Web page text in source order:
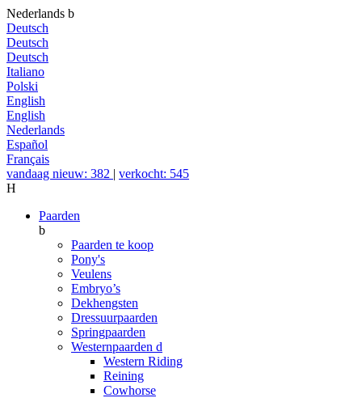
Nederlands b
Deutsch
Deutsch
Deutsch
Italiano
Polski
English
English
Nederlands
Español
Français
vandaag nieuw: 382 | verkocht: 545
H
Paarden
b
Paarden te koop
Pony's
Veulens
Embryo’s
Dekhengsten
Dressuurpaarden
Springpaarden
Westernpaarden d
Western Riding
Reining
Cowhorse